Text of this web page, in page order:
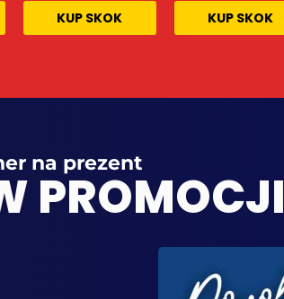
KUP SKOK
KUP SKOK
na prezent
PROMOCJI